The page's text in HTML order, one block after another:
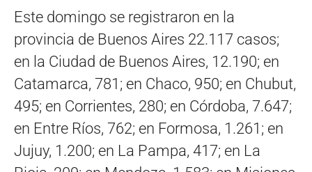
Este domingo se registraron en la
provincia de Buenos Aires 22.117 casos;
en la Ciudad de Buenos Aires, 12.190; en
Catamarca, 781; en Chaco, 950; en Chubut,
495; en Corrientes, 280; en Córdoba, 7.647;
en Entre Ríos, 762; en Formosa, 1.261; en
Jujuy, 1.200; en La Pampa, 417; en La